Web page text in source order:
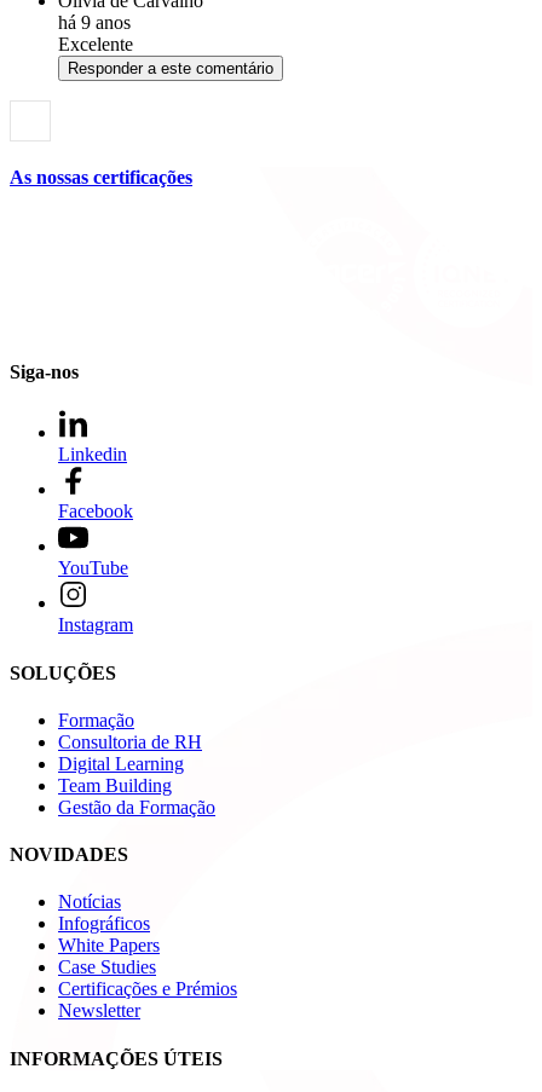
há 9 anos
Excelente
Responder a este comentário
As nossas certificações
Siga-nos
Linkedin
Facebook
YouTube
Instagram
SOLUÇÕES
Formação
Consultoria de RH
Digital Learning
Team Building
Gestão da Formação
NOVIDADES
Notícias
Infográficos
White Papers
Case Studies
Certificações e Prémios
Newsletter
INFORMAÇÕES ÚTEIS